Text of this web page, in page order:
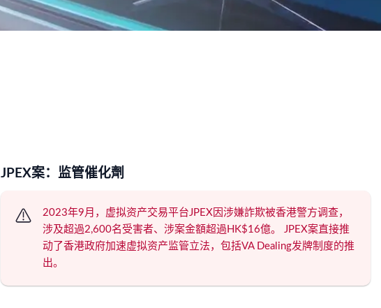
JPEX案：监管催化劑
2023年9月，虚拟资产交易平台JPEX因涉嫌詐欺被香港警方调查，
涉及超過2,600名受害者、涉案金額超過HK$16億。 JPEX案直接推
动了香港政府加速虚拟资产监管立法，包括VA Dealing发牌制度的推
出。